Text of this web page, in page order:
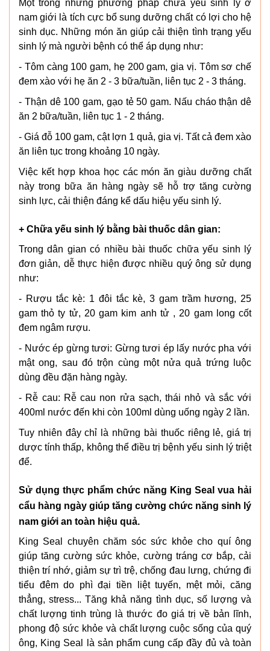
Một trong những phương pháp chữa yếu sinh lý ở
nam giới là tích cực bổ sung dưỡng chất có lợi cho hệ
sinh dục. Những món ăn giúp cải thiện tình trạng yếu
sinh lý mà người bệnh có thể áp dụng như:
- Tôm càng 100 gam, hẹ 200 gam, gia vị. Tôm sơ chế
đem xào với hẹ ăn 2 - 3 bữa/tuần, liên tục 2 - 3 tháng.
- Thận dê 100 gam, gạo tẻ 50 gam. Nấu cháo thận dê
ăn 2 bữa/tuần, liên tục 1 - 2 tháng.
- Giá đỗ 100 gam, cật lợn 1 quả, gia vị. Tất cả đem xào
ăn liên tục trong khoảng 10 ngày.
Việc kết hợp khoa học các món ăn giàu dưỡng chất
này trong bữa ăn hàng ngày sẽ hỗ trợ tăng cường
sinh lực, cải thiện đáng kể dấu hiệu yếu sinh lý.
+ Chữa yếu sinh lý bằng bài thuốc dân gian:
Trong dân gian có nhiều bài thuốc chữa yếu sinh lý
đơn giản, dễ thực hiện được nhiều quý ông sử dụng
như:
- Rượu tắc kè: 1 đôi tắc kè, 3 gam trầm hương, 25
gam thỏ ty tử, 20 gam kim anh tử , 20 gam long cốt
đem ngâm rượu.
- Nước ép gừng tươi: Gừng tươi ép lấy nước pha với
mật ong, sau đó trộn cùng một nửa quả trứng luộc
dùng đều đặn hàng ngày.
- Rễ cau: Rễ cau non rửa sạch, thái nhỏ và sắc với
400ml nước đến khi còn 100ml dùng uống ngày 2 lần.
Tuy nhiên đây chỉ là những bài thuốc riêng lẻ, giá trị
dược tính thấp, không thể điều trị bệnh yếu sinh lý triệt
để.
Sử dụng thực phẩm chức năng King Seal vua hải
cẩu hàng ngày giúp tăng cường chức năng sinh lý
nam giới an toàn hiệu quả.
King Seal chuyên chăm sóc sức khỏe cho quí ông
giúp tăng cường sức khỏe, cường tráng cơ bắp, cải
thiện trí nhớ, giảm sự trì trệ, chống đau lưng, chứng đi
tiểu đêm do phì đại tiền liệt tuyến, mệt mỏi, căng
thẳng, stress... Tăng khả năng tình dục, số lượng và
chất lượng tinh trùng là thước đo giá trị về bản lĩnh,
phong độ sức khỏe và chất lượng cuộc sống của quý
ông, King Seal là sản phẩm cung cấp đầy đủ và toàn